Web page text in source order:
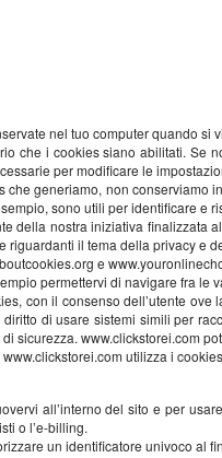
nel tuo computer quando si
che i cookies siano abilitati.
per modificare le
generiamo, non
sono utili per identificare
della nostra iniziativa
il tema della privacy e
e
permettervi di navigare fra
con il consenso dell’utente
di usare sistemi simili per
sicurezza. www.clickstorei.com
utilizza i
all’interno del sito e per
o l’e-billing.
un identificatore univoco